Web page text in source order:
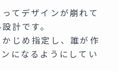
てデザインが崩れて
計です。
じめ指定し、誰が作
になるようにしてい